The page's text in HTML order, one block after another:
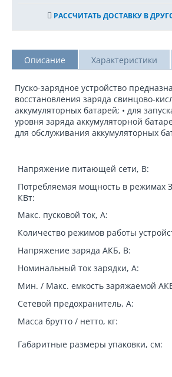
РАССЧИТАТЬ ДОСТАВКУ В
Описание Характеристики
Пуско-зарядное устройство
восстановления заряда свинцово-
аккумуляторных батарей; • для
уровня заряда аккумуляторной
для обслуживания аккумуляторных
Напряжение питающей сети, В:
Потребляемая мощность в режимах
КВт:
Макс. пусковой ток, А:
Количество режимов работы
Напряжение заряда АКБ, В:
Номинальный ток зарядки, А:
Мин. / Макс. емкость заряжаемой
Сетевой предохранитель, А:
Масса брутто / нетто, кг:
Габаритные размеры упаковки, см: